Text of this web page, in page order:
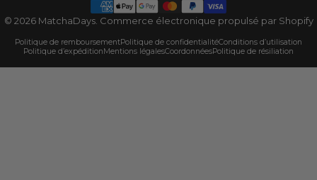
© 2026 MatchaDays. Commerce électronique propulsé par Shopify
Politique de remboursementPolitique de confidentialitéConditions d’utilisation
Politique d’expéditionMentions légalesCoordonnéesPolitique de résiliation